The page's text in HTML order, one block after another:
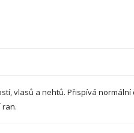
vlasů a nehtů. Přispívá
ran.